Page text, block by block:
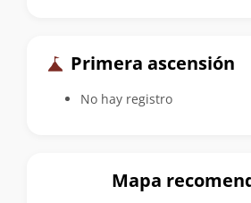
Primera ascensión
No hay registro
Mapa